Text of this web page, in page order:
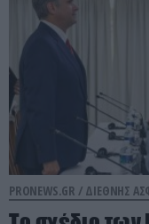
PRONEWS.GR / ΔΙΕΘΝΗΣ